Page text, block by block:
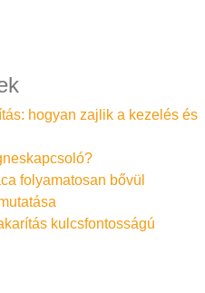
hogyan zajlik a kezelés és
folyamatosan bővül
kulcsfontosságú